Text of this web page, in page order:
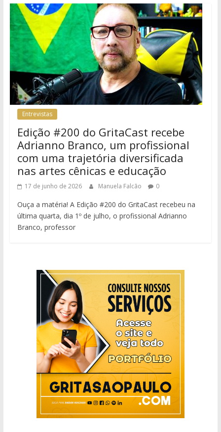
Entrevistas
Edição #200 do GritaCast recebe
Adrianno Branco, um profissional
com uma trajetória diversificada
nas artes cênicas e educação
17 de junho de 2026 Manuela Falcão 0
Ouça a matéria! A Edição #200 do GritaCast recebeu na
última quarta, dia 1º de julho, o profissional Adrianno
Branco, professor